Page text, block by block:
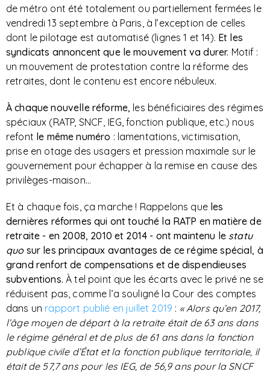
de métro ont été totalement ou partiellement fermées le
vendredi 13 septembre à Paris, à l’exception de celles
dont le pilotage est automatisé (lignes 1 et 14). Et les
syndicats annoncent que le mouvement va durer. Motif :
un mouvement de protestation contre la réforme des
retraites, dont le contenu est encore nébuleux.
À chaque nouvelle réforme, les bénéficiaires des régimes
spéciaux (RATP, SNCF, IEG, fonction publique, etc.) nous
refont le même numéro : lamentations, victimisation,
prise en otage des usagers et pression maximale sur le
gouvernement pour échapper à la remise en cause des
privilèges-maison…
Et à chaque fois, ça marche ! Rappelons que les
dernières réformes qui ont touché la RATP en matière de
retraite - en 2008, 2010 et 2014 - ont maintenu le statu
quosur les principaux avantages de ce régime spécial, à
grand renfort de compensations et de dispendieuses
subventions.À tel point que les écarts avec le privé ne se
réduisent pas, comme l’a souligné la Cour des comptes
dans un rapport publié en juillet 2019 : « Alors qu’en 2017,
l’âge moyen de départ à la retraite était de 63 ans dans
le régime général et de plus de 61 ans dans la fonction
publique civile d’État et la fonction publique territoriale, il
était de 57,7 ans pour les IEG, de 56,9 ans pour la SNCF